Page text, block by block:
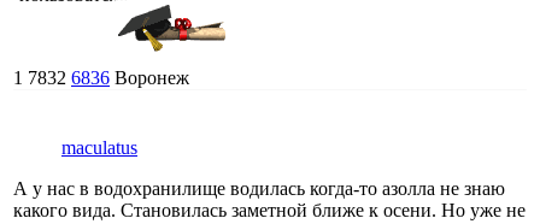
1 7832 6836 Воронеж
maculatus
А у нас в водохранилище водилась когда-то азолла не знаю
какого вида. Становилась заметной ближе к осени. Но уже не